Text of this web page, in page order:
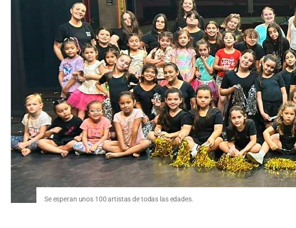
Se esperan unos 100 artistas de todas las edades.